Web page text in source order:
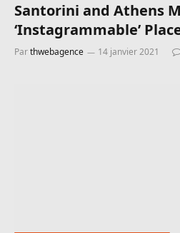
Santorini and Athens
‘Instagrammable’
Parthwebagence 14 janvier 2021